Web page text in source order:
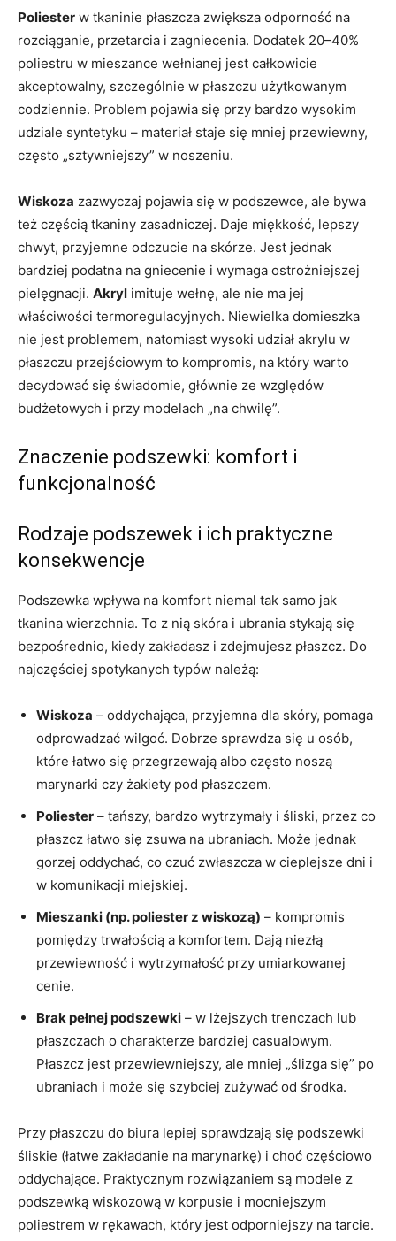
Poliester w tkaninie płaszcza zwiększa odporność na
rozciąganie, przetarcia i zagniecenia. Dodatek 20–40%
poliestru w mieszance wełnianej jest całkowicie
akceptowalny, szczególnie w płaszczu użytkowanym
codziennie. Problem pojawia się przy bardzo wysokim
udziale syntetyku – materiał staje się mniej przewiewny,
często „sztywniejszy” w noszeniu.
Wiskoza zazwyczaj pojawia się w podszewce, ale bywa
też częścią tkaniny zasadniczej. Daje miękkość, lepszy
chwyt, przyjemne odczucie na skórze. Jest jednak
bardziej podatna na gniecenie i wymaga ostrożniejszej
pielęgnacji. Akryl imituje wełnę, ale nie ma jej
właściwości termoregulacyjnych. Niewielka domieszka
nie jest problemem, natomiast wysoki udział akrylu w
płaszczu przejściowym to kompromis, na który warto
decydować się świadomie, głównie ze względów
budżetowych i przy modelach „na chwilę”.
Znaczenie podszewki: komfort i
funkcjonalność
Rodzaje podszewek i ich praktyczne
konsekwencje
Podszewka wpływa na komfort niemal tak samo jak
tkanina wierzchnia. To z nią skóra i ubrania stykają się
bezpośrednio, kiedy zakładasz i zdejmujesz płaszcz. Do
najczęściej spotykanych typów należą:
Wiskoza – oddychająca, przyjemna dla skóry, pomaga
odprowadzać wilgoć. Dobrze sprawdza się u osób,
które łatwo się przegrzewają albo często noszą
marynarki czy żakiety pod płaszczem.
Poliester – tańszy, bardzo wytrzymały i śliski, przez co
płaszcz łatwo się zsuwa na ubraniach. Może jednak
gorzej oddychać, co czuć zwłaszcza w cieplejsze dni i
w komunikacji miejskiej.
Mieszanki (np. poliester z wiskozą) – kompromis
pomiędzy trwałością a komfortem. Dają niezłą
przewiewność i wytrzymałość przy umiarkowanej
cenie.
Brak pełnej podszewki – w lżejszych trenczach lub
płaszczach o charakterze bardziej casualowym.
Płaszcz jest przewiewniejszy, ale mniej „ślizga się” po
ubraniach i może się szybciej zużywać od środka.
Przy płaszczu do biura lepiej sprawdzają się podszewki
śliskie (łatwe zakładanie na marynarkę) i choć częściowo
oddychające. Praktycznym rozwiązaniem są modele z
podszewką wiskozową w korpusie i mocniejszym
poliestrem w rękawach, który jest odporniejszy na tarcie.